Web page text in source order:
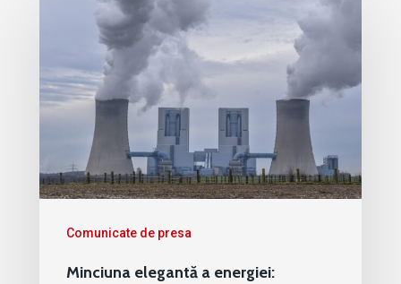
Comunicate de presa
Minciuna elegantă a energiei: